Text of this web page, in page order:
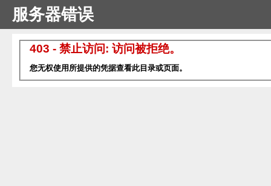
服务器错误
403 - 禁止访问: 访问被拒绝。
您无权使用所提供的凭据查看此目录或页面。